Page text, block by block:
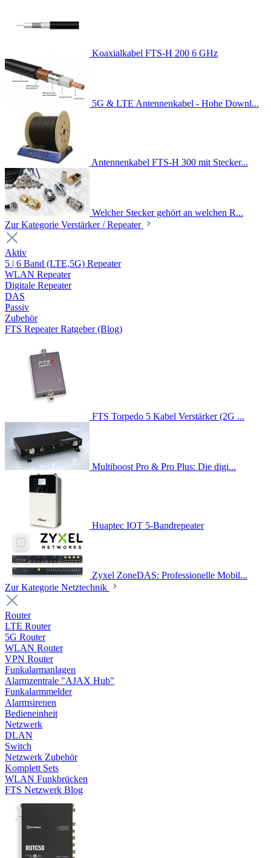
Koaxialkabel FTS-H 200 6 GHz
5G & LTE Antennenkabel - Hohe Downl...
Antennenkabel FTS-H 300 mit Stecker...
Welcher Stecker gehört an welchen R...
Zur Kategorie Verstärker / Repeater
Aktiv
5 | 6 Band (LTE,5G) Repeater
WLAN Repeater
Digitale Repeater
DAS
Passiv
Zubehör
FTS Repeater Ratgeber (Blog)
FTS Torpedo 5 Kabel Verstärker (2G ...
Multiboost Pro & Pro Plus: Die digi...
Huaptec IOT 5-Bandrepeater
Zyxel ZoneDAS: Professionelle Mobil...
Zur Kategorie Netztechnik
Router
LTE Router
5G Router
WLAN Router
VPN Router
Funkalarmanlagen
Alarmzentrale "AJAX Hub"
Funkalarmmelder
Alarmsirenen
Bedieneinheit
Netzwerk
DLAN
Switch
Netzwerk Zubehör
Komplett Sets
WLAN Funkbrücken
FTS Netzwerk Blog